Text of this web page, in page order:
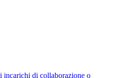
incarichi di collaborazione o